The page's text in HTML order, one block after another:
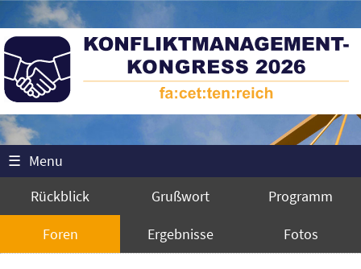
☰ Menu
Rückblick
Grußwort Programm
Foren Ergebnisse Fotos